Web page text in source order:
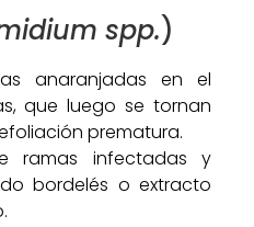
spp.)
anaranjadas en el
que luego se tornan
prematura.
ramas infectadas y
bordelés o extracto